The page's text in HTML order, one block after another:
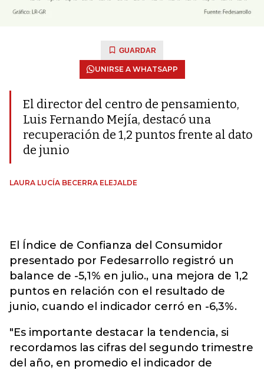
GUARDAR
UNIRSE A WHATSAPP
El director del centro de pensamiento,
Luis Fernando Mejía, destacó una
recuperación de 1,2 puntos frente al dato
de junio
LAURA LUCÍA BECERRA ELEJALDE
El Índice de Confianza del Consumidor
presentado por Fedesarrollo registró un
balance de -5,1% en julio., una mejora de 1,2
puntos en relación con el resultado de
junio, cuando el indicador cerró en -6,3%.
"Es importante destacar la tendencia, si
recordamos las cifras del segundo trimestre
del año, en promedio el indicador de